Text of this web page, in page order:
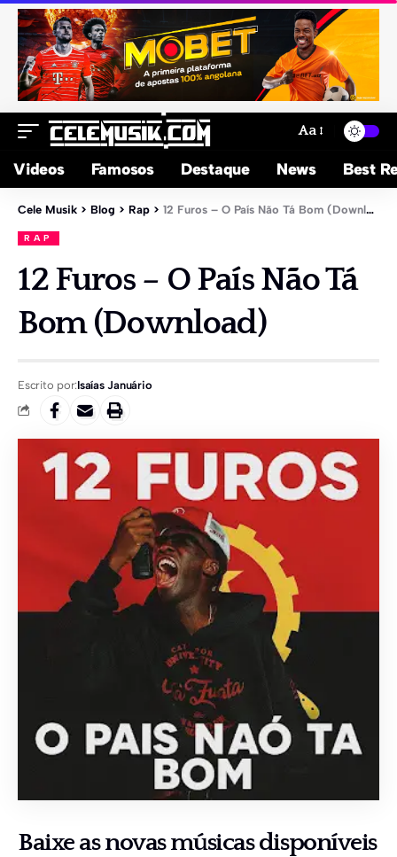
Aa
Videos Famosos Destaque News Best
Cele Musik > Blog > Rap > 12 Furos – O País Não Tá Bom (Download)
RAP
12 Furos – O País Não Tá
Bom (Download)
Escrito por:Isaías Januário
Baixe as novas músicas disponíveis